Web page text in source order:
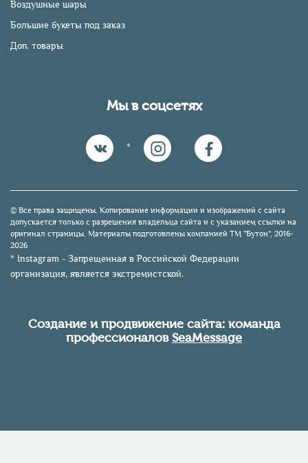
Воздушные шары
Большие букеты под заказ
Доп. товары
Мы в соцсетях
*
© Все права защищены. Копирование информации и изображений с сайта
допускается только с разрешения владельца сайта и с указанием ссылки на
оригинал страницы. Материалы подготовлены компанией TM "Бутон", 2016-
2026
* Instagram - Запрещенная в Российской Федерации
организация, является экстремистской.
Создание и продвижение сайта: команда
профессионаловSeaMessage